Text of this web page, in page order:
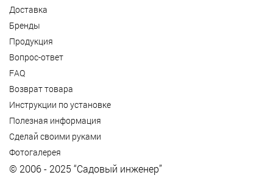
Доставка
Бренды
Продукция
Вопрос-ответ
FAQ
Возврат товара
Инструкции по установке
Полезная информация
Сделай своими руками
Фотогалерея
© 2006 - 2025 “Садовый инженер”